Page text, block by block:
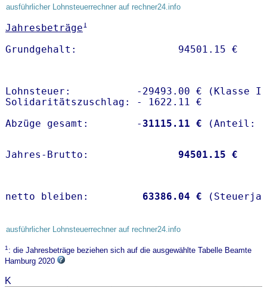
ausführlicher Lohnsteuerrechner auf rechner24.info
Jahresbeträge1
Lohnsteuer:           -29493.00 € (Klasse I)
Solidaritätszuschlag: - 1622.11 €
Abzüge gesamt:        - 31115.11 €
Jahres-Brutto: 94501.15 €
netto bleiben: 63386.04 €
ausführlicher Lohnsteuerrechner auf rechner24.info
1: die Jahresbeträge beziehen sich auf die ausgewählte Tabelle Beamte
Hamburg 2020
K